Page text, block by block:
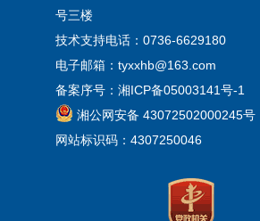
号三楼
技术支持电话：0736-6629180
电子邮箱：tyxxhb@163.com
备案序号： 湘ICP备05003141号-1
湘公网安备 43072502000245号
网站标识码：4307250046